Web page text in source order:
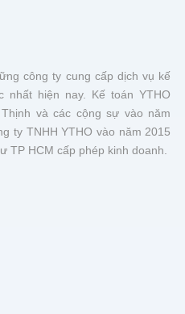
công ty cung cấp dịch vụ kế
nhất hiện nay. Kế toán YTHO
và các cộng sự vào năm
ty TNHH YTHO vào năm 2015
TP HCM cấp phép kinh doanh.